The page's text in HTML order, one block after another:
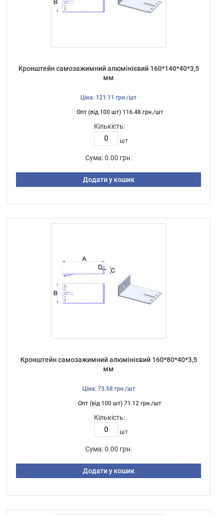
Кронштейн самозажимний алюмінієвий 160*140*40*3,5
мм
Ціна: 121.11 грн./шт
Опт (від 100 шт) 116.48 грн./шт
Кількість:
шт
Сума: 0.00 грн.
Додати у кошик
Кронштейн самозажимний алюмінієвий 160*80*40*3,5
мм
Ціна: 73.58 грн./шт
Опт (від 100 шт) 71.12 грн./шт
Кількість:
шт
Сума: 0.00 грн.
Додати у кошик